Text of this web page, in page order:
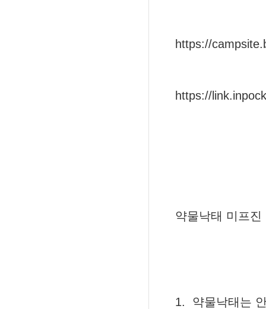
https://
https://
약물낙태 미프진
1. 약물낙태는